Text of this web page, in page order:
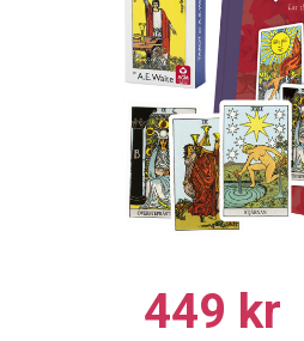
449 kr